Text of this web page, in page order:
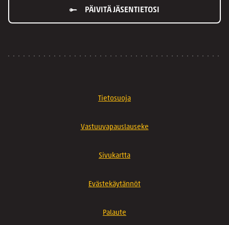
PÄIVITÄ JÄSENTIETOSI
Tietosuoja
Vastuuvapauslauseke
Sivukartta
Evästekäytännöt
Palaute